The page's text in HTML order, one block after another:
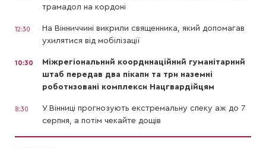
трамадол на кордоні
12:30
На Вінниччині викрили священника, який допомагав
ухилятися від мобілізації
10:30
Міжрегіональний координаційний гуманітарний
штаб передав два пікапи та три наземні
роботизовані комплекси Нацгвардійцям
8:30
У Вінниці прогнозують екстремальну спеку аж до 7
серпня, а потім чекайте дощів